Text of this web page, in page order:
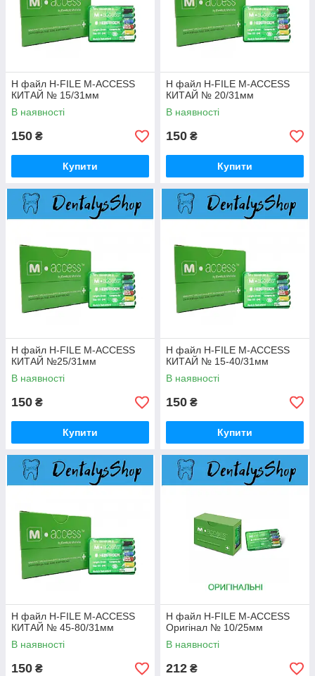
H файл H-FILE M-ACCESS
КИТАЙ № 15/31мм
В наявності
150 ₴
Купити
H файл H-FILE M-ACCESS
КИТАЙ № 20/31мм
В наявності
150 ₴
Купити
H файл H-FILE M-ACCESS
КИТАЙ №25/31мм
В наявності
150 ₴
Купити
H файл H-FILE M-ACCESS
КИТАЙ № 15-40/31мм
В наявності
150 ₴
Купити
H файл H-FILE M-ACCESS
КИТАЙ № 45-80/31мм
В наявності
150 ₴
H файл H-FILE M-ACCESS
Оригінал № 10/25мм
В наявності
212 ₴